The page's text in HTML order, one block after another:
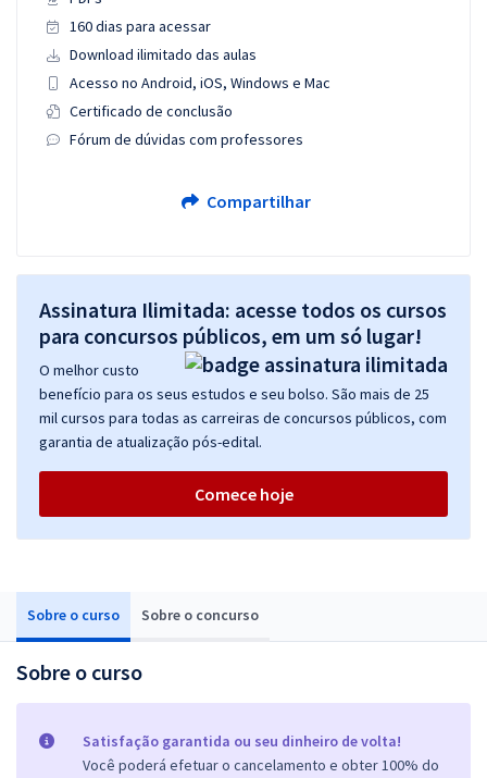
Sobre o curso Sobre o concurso
Sobre o curso
Satisfação garantida ou seu dinheiro de volta!
Você poderá efetuar o cancelamento e obter 100% do
160 dias para acessar
Download ilimitado das aulas
Acesso no Android, iOS, Windows e Mac
Certificado de conclusão
Fórum de dúvidas com professores
Compartilhar
Assinatura Ilimitada: acesse todos os cursos
para concursos públicos, em um só lugar!
O melhor custo
benefício para os seus estudos e seu bolso. São mais de 25
mil cursos para todas as carreiras de concursos públicos, com
garantia de atualização pós-edital.
Comece hoje